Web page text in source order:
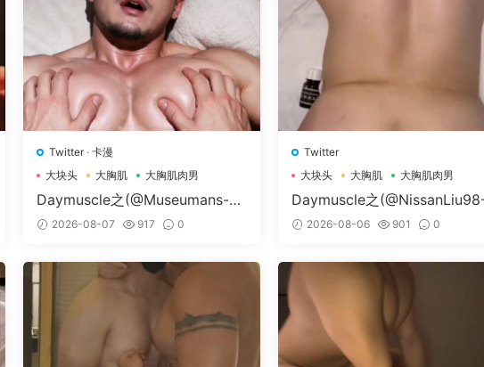
Twitter· 卡漫
大块头
大胸肌 大胸肌肉男
Daymuscle之(@Museumans-@
Museuman）
2026-08-07 917 0
Twitter
大块头
大胸肌 大胸肌肉男
Daymuscle之
Nissan98）
2026-08-06 901 0